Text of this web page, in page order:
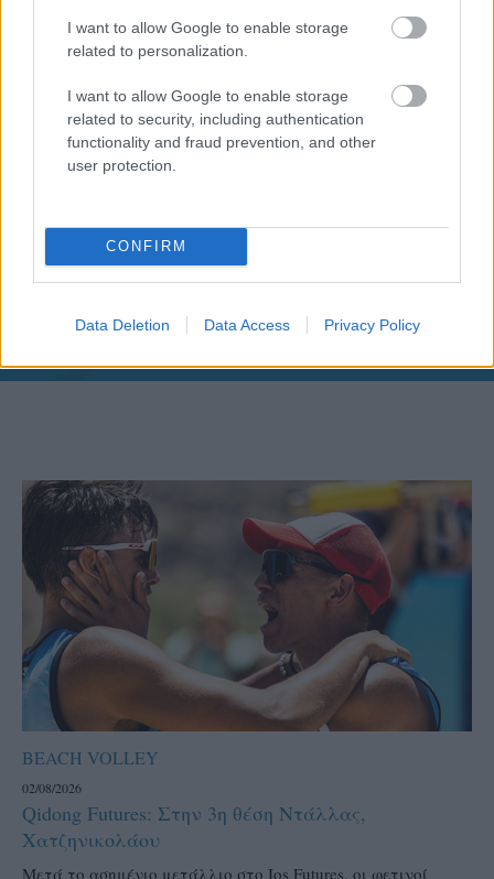
I want to allow Google to enable storage
related to personalization.
I want to allow Google to enable storage
related to security, including authentication
functionality and fraud prevention, and other
user protection.
CONFIRM
Data Deletion Data Access Privacy Policy
Aκολουθήστε μας
παντού…
BEACH VOLLEY
02/08/2026
Qidong Futures: Στην 3η θέση Ντάλλας,
Χατζηνικολάου
Μετά το ασημένιο μετάλλιο στο Ios Futures, οι φετινοί